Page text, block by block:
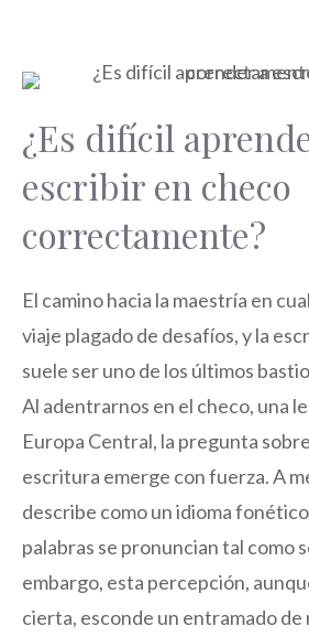
¿Es difícil
escribir en checo
correctamente?
El camino hacia la maestría en
viaje plagado de desafíos, y la
suele ser uno de los últimos
Al adentrarnos en el checo, una
Europa Central, la pregunta
escritura emerge con fuerza. A
describe como un idioma
palabras se pronuncian tal como
embargo, esta percepción,
cierta, esconde un entramado de